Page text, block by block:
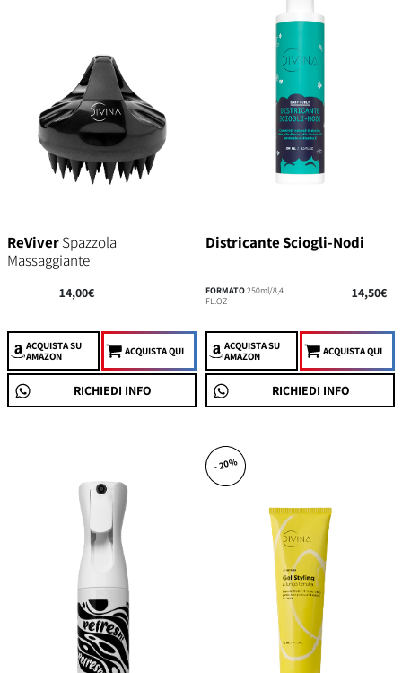
ReViverSpazzola
Massaggiante
14,00€
ACQUISTASU
AMAZON
ACQUISTA QUI
RICHIEDI INFO
Districante Sciogli-Nodi
FORMATO250ml/8,4
FL.OZ
14,50€
ACQUISTASU
AMAZON
ACQUISTA QUI
RICHIEDI INFO
- 20%